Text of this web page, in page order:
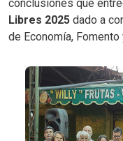
conclusiones que
Libres 2025 dado a
de Economía,